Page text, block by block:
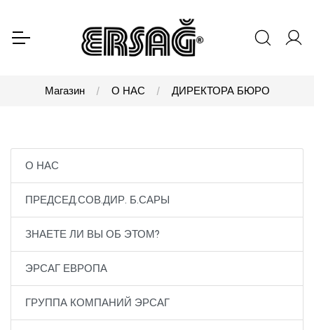
Магазин О НАС ДИРЕКТОРА БЮРО
О НАС
ПРЕДСЕД.СОВ.ДИР. Б.САРЫ
ЗНАЕТЕ ЛИ ВЫ ОБ ЭТОМ?
ЭРСАГ ЕВРОПА
ГРУППА КОМПАНИЙ ЭРСАГ